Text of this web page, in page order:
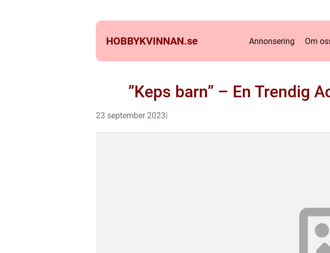
HOBBYKVINNAN.se Annonsering Om
”Keps barn” – En Trendig
23 september 2023